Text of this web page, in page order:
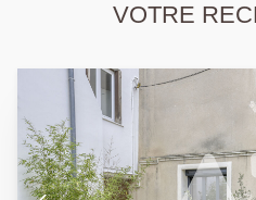
VOTRE